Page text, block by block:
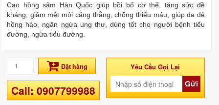
Cao hồng sâm Hàn Quốc giúp bồi bổ cơ thể, tăng sức đề
kháng, giảm mệt mỏi căng thẳng, chống thiếu máu, giúp da dẻ
hồng hào, ngăn ngừa ung thư, dùng tốt cho người bệnh tiểu
đường, ngừa tiểu đường.
Đặt hàng
Call: 0907799988
Yêu Cầu Gọi Lại
Gửi